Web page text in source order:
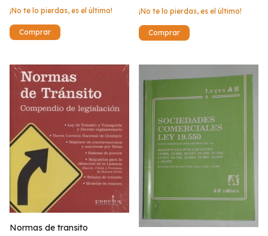
¡No te lo pierdas, es el último! ¡No te lo pierdas, es el último!
Normas de transito